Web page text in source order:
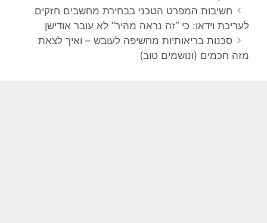
ניווט
פוסטים
חשיבות המפרט הטכני בבחירת מחשבים חזקים
לעריכת וידאו: כי “זה נראה מהיר” לא עובר אודישן
סכנות בריאותיות מחשיפה לעובש – ואיך לצאת
מזה חכמים (ונושמים טוב)